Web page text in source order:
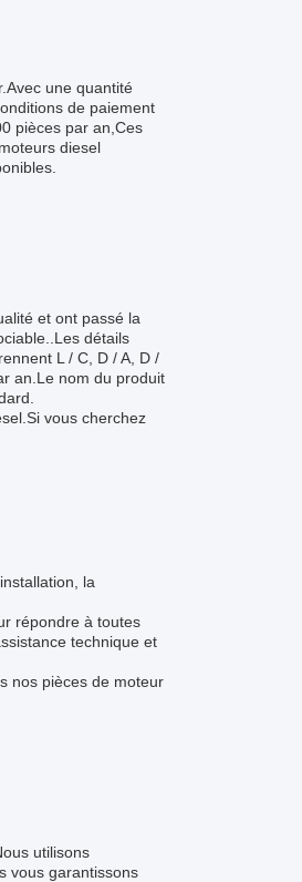
une quantité
de paiement
pièces par an,Ces
diesel
et ont passé la
détails
L / C, D / A, D /
an.Le nom du produit
vous cherchez
la
répondre à toutes
technique et
nos pièces de moteur
utilisons
vous garantissons